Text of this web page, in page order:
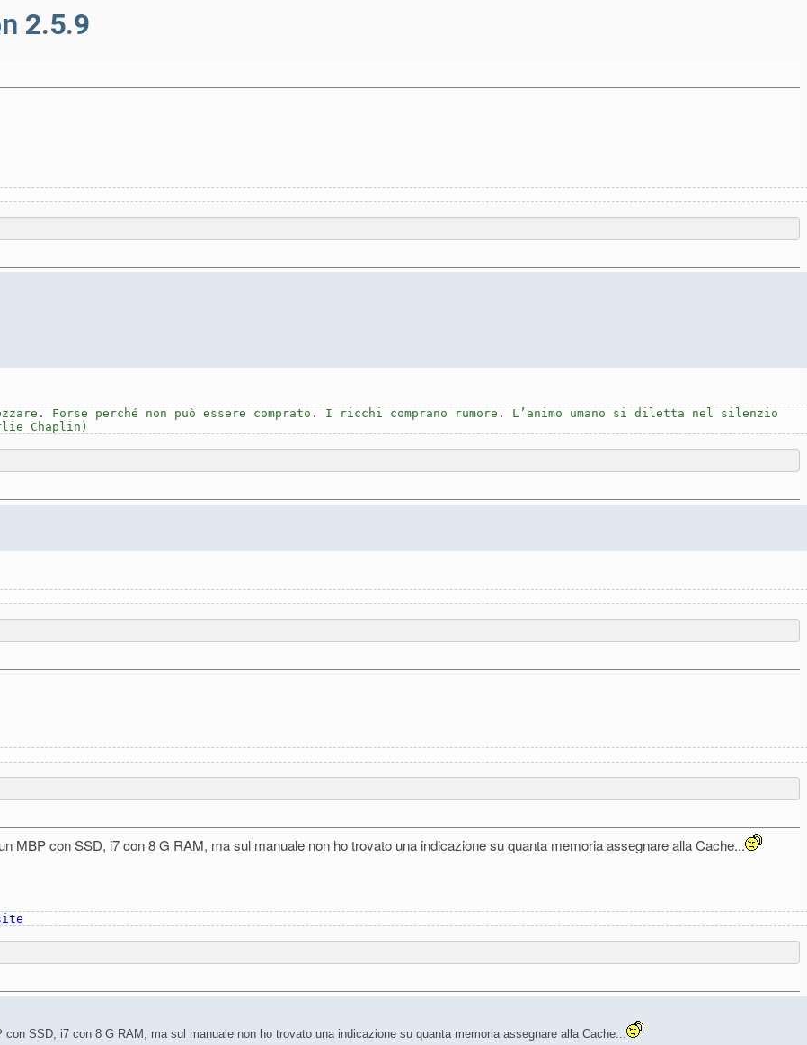
2.5.9
Forse perché non può essere comprato. I ricchi comprano rumore. L’animo umano si diletta nel silenzio
Chaplin)
MBP con SSD, i7 con 8 G RAM, ma sul manuale non ho trovato una indicazione su quanta memoria assegnare alla Cache...
SSD, i7 con 8 G RAM, ma sul manuale non ho trovato una indicazione su quanta memoria assegnare alla Cache...